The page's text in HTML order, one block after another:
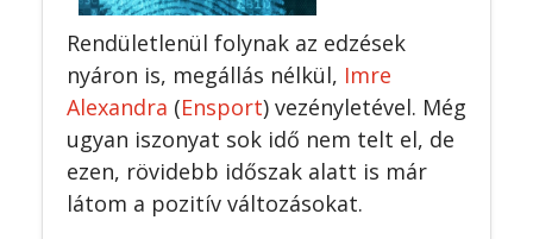
Rendületlenül folynak az edzések
nyáron is, megállás nélkül, Imre
Alexandra (Ensport) vezényletével. Még
ugyan iszonyat sok idő nem telt el, de
ezen, rövidebb időszak alatt is már
látom a pozitív változásokat.